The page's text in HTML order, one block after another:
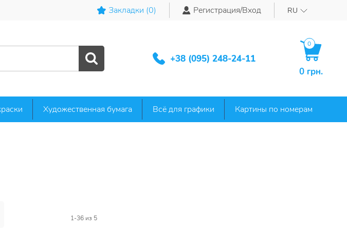
Закладки (0) Регистрация/Вход RU
+38 (095) 248-24-11
0
0 грн.
Художественная бумага Всё для графики Картины по номерам
1-36из 5